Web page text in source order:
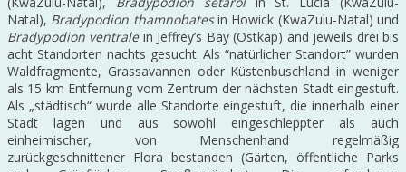
Natal), Bradypodion thamnobatesin Howick (KwaZulu-Natal) und
Bradypodion ventralein Jeffrey’s Bay (Ostkap) and jeweils drei bis
acht Standorten nachts gesucht. Als “natürlicher Standort” wurden
Waldfragmente, Grassavannen oder Küstenbuschland in weniger
als 15 km Entfernung vom Zentrum der nächsten Stadt eingestuft.
Als „städtisch“ wurde alle Standorte eingestuft, die innerhalb einer
Stadt lagen und aus sowohl eingeschleppter als auch
einheimischer, von Menschenhand regelmäßig
zurückgeschnittener Flora bestanden (Gärten, öffentliche Parks